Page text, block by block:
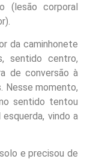
(lesão corporal
da caminhonete
sentido centro,
de conversão à
Nesse momento,
sentido tentou
vindo a
e precisou de